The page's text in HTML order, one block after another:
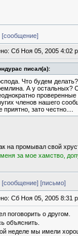
[сообщение]
Сб Ноя 05, 2005 4:02
писал(а):
Что будем
А у остальных?
членов нашего
приятно, зато честно....
на промывал свой
меня за мое хамство,
[сообщение] [письмо]
Сб Ноя 05, 2005 8:31
поговорить о другом.
объяснить.
неделе мы имели